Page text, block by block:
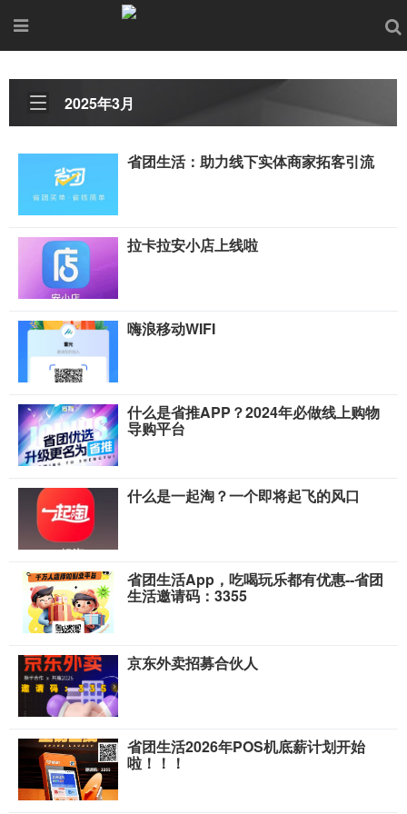
2025年3月
省团生活：助力线下实体商家拓客引流
拉卡拉安小店上线啦
嗨浪移动WIFI
什么是省推APP？2024年必做线上购物
导购平台
什么是一起淘？一个即将起飞的风口
省团生活App，吃喝玩乐都有优惠--省团
生活邀请码：3355
京东外卖招募合伙人
省团生活2026年POS机底薪计划开始
啦！！！